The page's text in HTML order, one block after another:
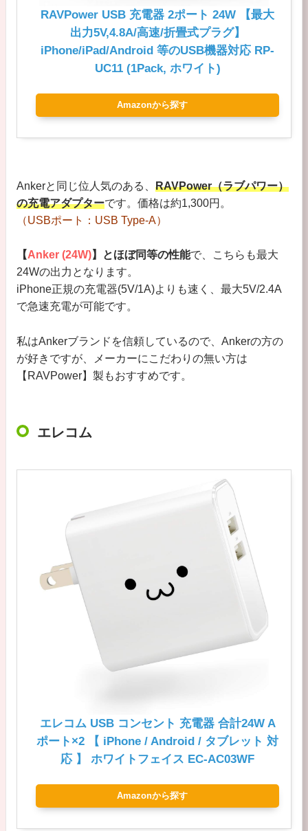
RAVPower USB 充電器 2ポート 24W 【最大
出力5V,4.8A/高速/折畳式プラグ】
iPhone/iPad/Android 等のUSB機器対応 RP-
UC11 (1Pack, ホワイト)
Amazonから探す
Ankerと同じ位人気のある、 RAVPower（ラブパワー）
の充電アダプターです。価格は約1,300円。
（USBポート：USB Type-A）
【Anker (24W)】とほぼ同等の性能で、こちらも最大
24Wの出力となります。
iPhone正規の充電器(5V/1A)よりも速く、最大5V/2.4A
で急速充電が可能です。
私はAnkerブランドを信頼しているので、Ankerの方の
が好きですが、メーカーにこだわりの無い方は
【RAVPower】製もおすすめです。
エレコム
エレコム USB コンセント 充電器 合計24W A
ポート×2 【 iPhone / Android / タブレット 対
応 】 ホワイトフェイス EC-AC03WF
Amazonから探す